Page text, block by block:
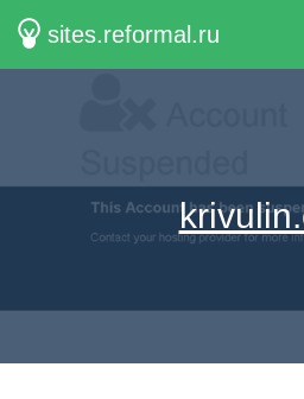
sites.reformal.ru